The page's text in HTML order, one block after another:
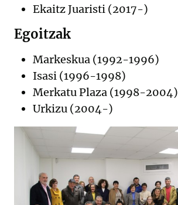
Ekaitz Juaristi (2017-)
Egoitzak
Markeskua (1992-1996)
Isasi (1996-1998)
Merkatu Plaza (1998-2004)
Urkizu (2004-)